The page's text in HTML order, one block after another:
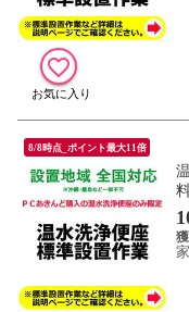
8/8時点_ポイント最大11倍